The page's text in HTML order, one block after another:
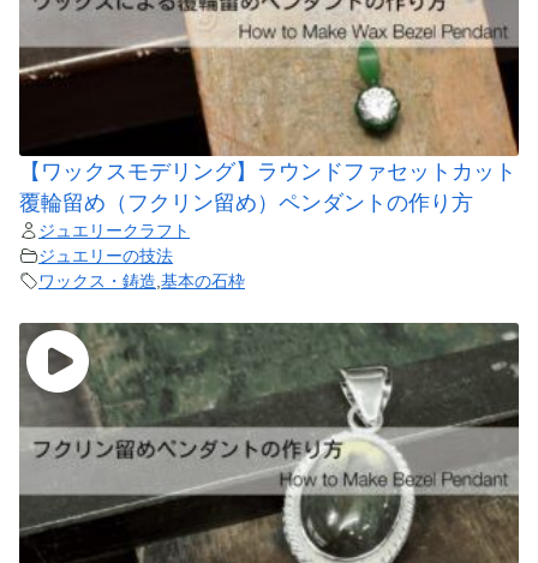
【ワックスモデリング】ラウンドファセットカット
覆輪留め（フクリン留め）ペンダントの作り方
ジュエリークラフト
ジュエリーの技法
ワックス・鋳造 基本の石枠